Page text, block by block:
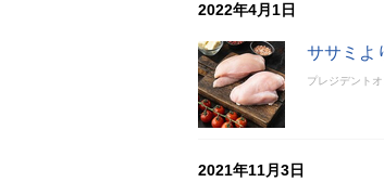
2022年4月1日
ササミよ
プレジデント
2021年11月3日